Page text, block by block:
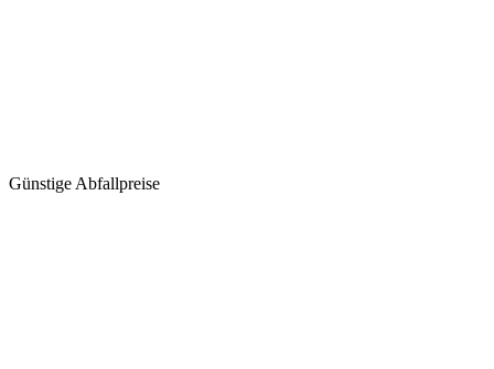
Günstige Abfallpreise